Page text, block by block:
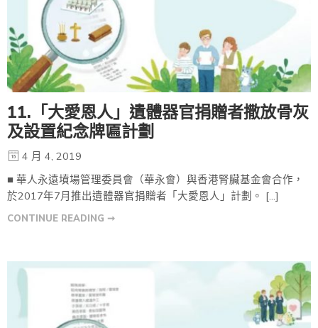
11.「大愛恩人」遺體器官捐贈者撒放骨灰
及設置紀念牌匾計劃
4 月 4, 2019
■ 華人永遠墳場管理委員會（華永會）與香港腎臟基金會合作，
於2017年7月推出遺體器官捐贈者「大愛恩人」計劃。 […]
CONTINUE READING ➞